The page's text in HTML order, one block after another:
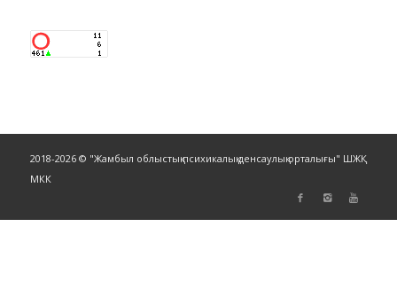
2018-2026 © "Жамбыл облыстық психикалық денсаулық орталығы" ШЖҚ
МКК